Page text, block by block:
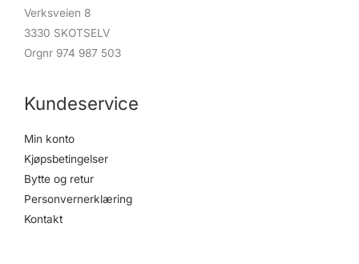
Verksveien 8
3330 SKOTSELV
Orgnr 974 987 503
Kundeservice
Min konto
Kjøpsbetingelser
Bytte og retur
Personvernerklæring
Kontakt